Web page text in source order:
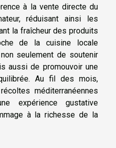
à la vente directe du
réduisant ainsi les
la fraîcheur des produits
de la cuisine locale
seulement de soutenir
aussi de promouvoir une
Au fil des mois,
méditerranéennes
expérience gustative
à la richesse de la